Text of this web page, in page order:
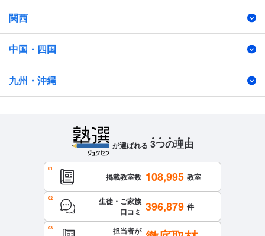
関西
中国・四国
九州・沖縄
が選ばれる 3つの理由
掲載教室数 108,995 教室
生徒・ご家族
口コミ 396,879 件
担当者が